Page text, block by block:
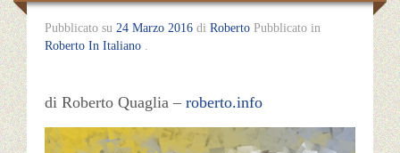
Pubblicato su 24 Marzo 2016 di Roberto Pubblicato in
Roberto In Italiano
di Roberto Quaglia – roberto.info